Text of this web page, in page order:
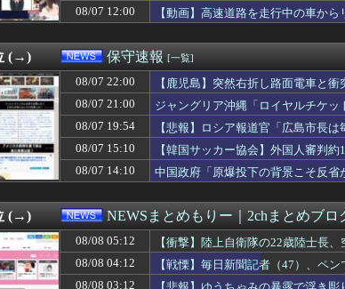
【朗報】冥王計画ゼオライマーさんたった2回の
ネットで会える女とヤれる率がwww
【悲報】開示請求が届いた…
08/07 12:00
【動画】高速道路を走行中の車か
(→) 保守速報 [一覧]
08/07 22:00
【鹿児島】突然右折し路面電車と
08/07 21:00
ジャングリア沖縄「ロイヤルチケ
08/07 19:54
【悲報】ロシア報道官「広島市長
主張
08/07 15:10
【韓国サッカー協会】外国人審判
08/07 14:10
中国政府「原爆投下の背景こそ反省
(→) NEWSまとめもりー｜2chまとめブロ
08/08 05:12
【衝撃】陸上自衛隊の22歳陸士長
08/08 04:12
【戦慄】毎日新聞記者（47）、ペ
08/08 03:12